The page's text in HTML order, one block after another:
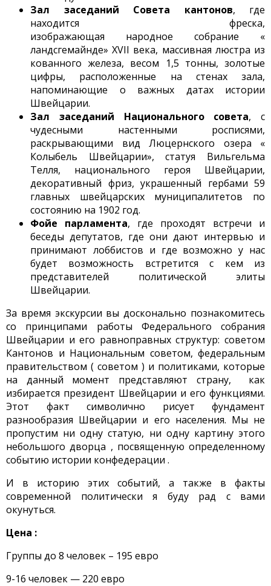
Зал заседаний Совета кантонов, где
находится фреска,
изображающая народное собрание «
ландсгемайнде» XVII века, массивная люстра из
кованного железа, весом 1,5 тонны, золотые
цифры, расположенные на стенах зала,
напоминающие о важных датах истории
Швейцарии.
Зал заседаний Национального совета, с
чудесными настенными росписями,
раскрывающими вид Люцернского озера «
Колыбель Швейцарии», статуя Вильгельма
Телля, национального героя Швейцарии,
декоративный фриз, украшенный гербами 59
главных швейцарских муниципалитетов по
состоянию на 1902 год.
Фойе парламента, где проходят встречи и
беседы депутатов, где они дают интервью и
принимают лоббистов и где возможно у нас
будет возможность встретится с кем из
представителей политической элиты
Швейцарии.
За время экскурсии вы досконально познакомитесь
со принципами работы Федерального собрания
Швейцарии и его равноправных структур: советом
Кантонов и Национальным советом, федеральным
правительством ( советом ) и политиками, которые
на данный момент представляют страну, как
избирается президент Швейцарии и его функциями.
Этот факт символично рисует фундамент
разнообразия Швейцарии и его населения. Мы не
пропустим ни одну статую, ни одну картину этого
небольшого дворца , посвященную определенному
событию истории конфедерации .
И в историю этих событий, а также в факты
современной политически я буду рад с вами
окунуться.
Цена :
Группы до 8 человек – 195 евро
9-16 человек — 220 евро